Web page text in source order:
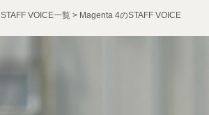
STAFF VOICE一覧 Magenta 4のSTAFF VOICE